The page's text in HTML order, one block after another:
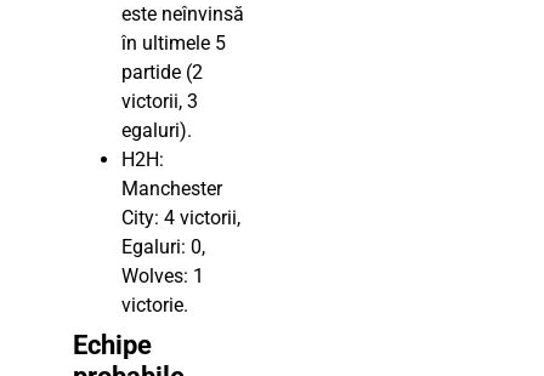
este neînvinsă
în ultimele 5
partide (2
victorii, 3
egaluri).
H2H:
Manchester
City: 4 victorii,
Egaluri: 0,
Wolves: 1
victorie.
Echipe